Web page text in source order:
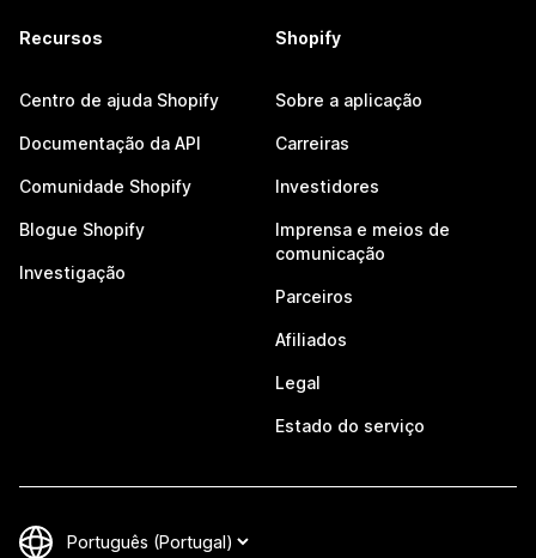
Recursos
Centro de ajuda Shopify
Documentação da API
Comunidade Shopify
Blogue Shopify
Investigação
Shopify
Sobre a aplicação
Carreiras
Investidores
Imprensa e meios de
comunicação
Parceiros
Afiliados
Legal
Estado do serviço